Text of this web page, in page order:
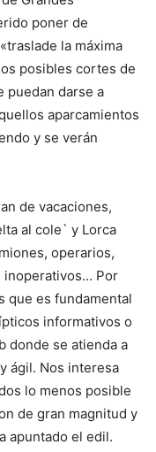
poner de
la máxima
posibles cortes de
puedan darse a
aparcamientos
y se verán
de vacaciones,
al cole` y Lorca
operarios,
inoperativos… Por
que es fundamental
informativos o
donde se atienda a
ágil. Nos interesa
lo menos posible
de gran magnitud y
apuntado el edil.